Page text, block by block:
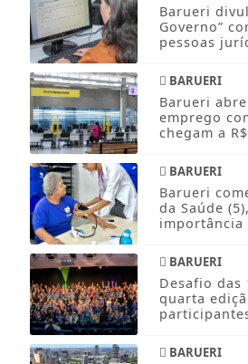
Barueri
Governo”
pessoas
BARUERI
Barueri
emprego
chegam a
BARUERI
Barueri
da Saúde
importância
BARUERI
Desafio das
quarta
BARUERI